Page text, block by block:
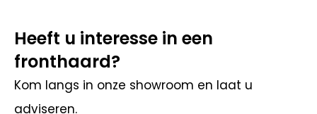
Heeft u interesse in een
fronthaard?
Kom langs in onze showroom en laat u
adviseren.